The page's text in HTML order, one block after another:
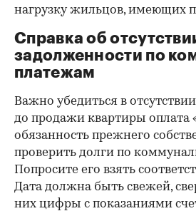
нагрузку жильцов, имеющих
Справка об
задолженности по
платежам
Важно убедиться в
до продажи квартиры
обязанность прежнего
проверить долги по
Попросите его взять
Дата должна быть свежей,
них цифры с показаниями